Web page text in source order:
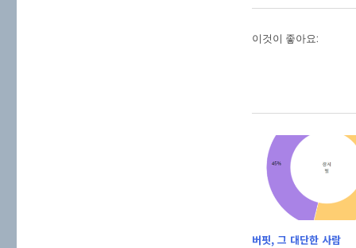
이것이 좋아요:
버핏, 그 대단한 사람